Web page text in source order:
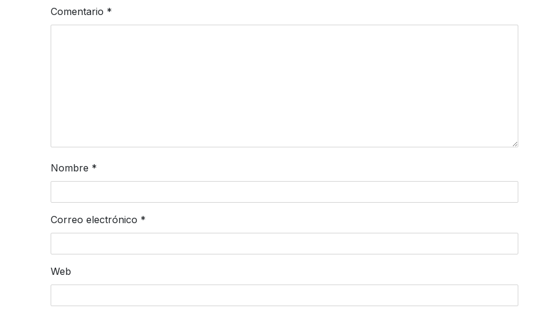
Comentario *
Nombre *
Correo electrónico *
Web